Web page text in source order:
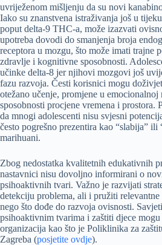
uvriježenom mišljenju da su novi
Iako su znanstvena istraživanja još u
poput delta-9 THC-a, može izazvati
upotreba dovodi do smanjenja broja
receptora u mozgu, što može imati trajne
zdravlje i kognitivne sposobnosti.
učinke delta-8 jer njihovi mozgovi još
fazu razvoja. Česti korisnici mogu
otežano učenje, promjene u emocionalnoj
sposobnosti procjene vremena i prostora.
da mnogi adolescenti nisu svjesni
često pogrešno prezentira kao “slabija” ili
marihuani.
Zbog nedostatka kvalitetnih edukativnih
nastavnici nisu dovoljno informirani o
psihoaktivnih tvari. Važno je razvijati
detekciju problema, ali i pružiti
nego što dođe do razvoja ovisnosti.
psihoaktivnim tvarima i zaštiti djece mogu
organizacija kao što je Poliklinika za
Zagreba (posjetite ovdje).